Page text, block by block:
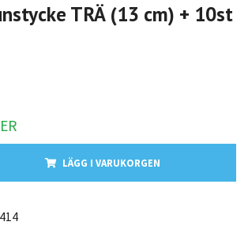
TRÄ (13 cm) + 10st
LÄGG I VARUKORGEN